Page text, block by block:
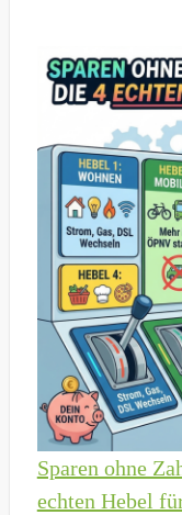
Sparen ohne
echten Hebel